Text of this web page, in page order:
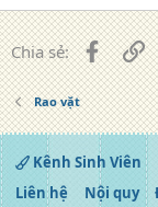
Chia sẻ:
Rao vặt
Kênh Sinh Viên
Liên hệ
Nội quy